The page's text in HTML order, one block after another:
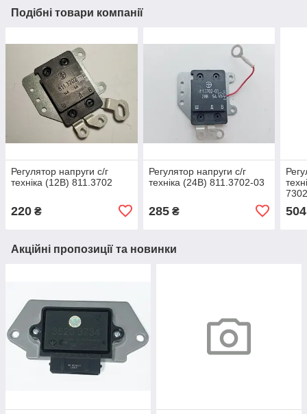
Подібні товари компанії
Регулятор напруги с/г
техніка (12В) 811.3702
220 ₴
Регулятор напруги с/г
техніка (24В) 811.3702-03
285₴ 504
Акційні пропозиції та новинки